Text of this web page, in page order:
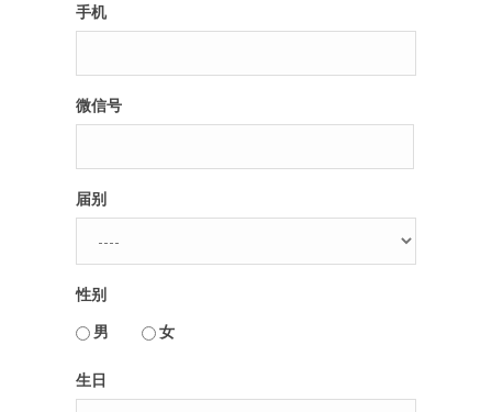
用户名或Email
辉煌2013
梦工坊圈
人脉圈
信息圈
品牌的力量
手机
微信号
届别
性别
男
女
生日